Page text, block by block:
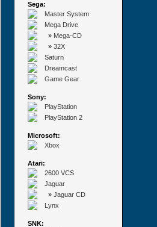
Sega:
Master System
Mega Drive
» Mega-CD
» 32X
Saturn
Dreamcast
Game Gear
Sony:
PlayStation
PlayStation 2
Microsoft:
Xbox
Atari:
2600 VCS
Jaguar
» Jaguar CD
Lynx
SNK: